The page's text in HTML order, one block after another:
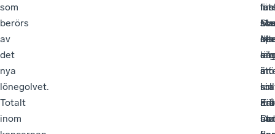
som
berörs
av
det
nya
lönegolvet.
Totalt
inom
i
sin
län
är
i
sa
är